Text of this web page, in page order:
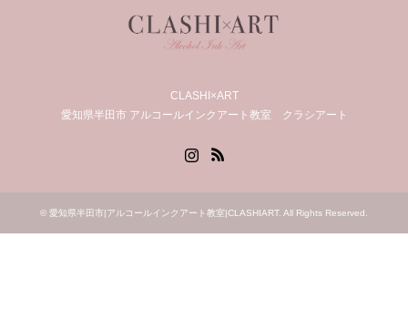
CLASHI×ART
愛知県半田市 アルコールインクアート教室 クラシアート
© 愛知県半田市|アルコールインクアート教室|CLASHIART. All Rights Reserved.